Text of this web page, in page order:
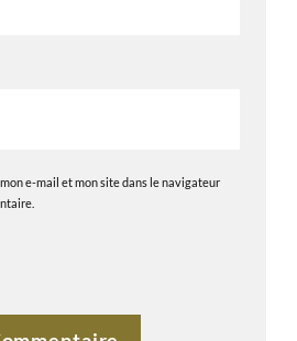
e-mail et mon site dans le navigateur